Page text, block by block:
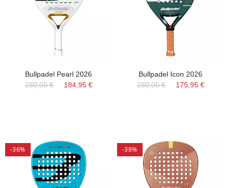
Bullpadel Pearl 2026
280,00 €
184,95 €
Bullpadel Icon 2026
280,00 €
175,95 €
-36% -38%